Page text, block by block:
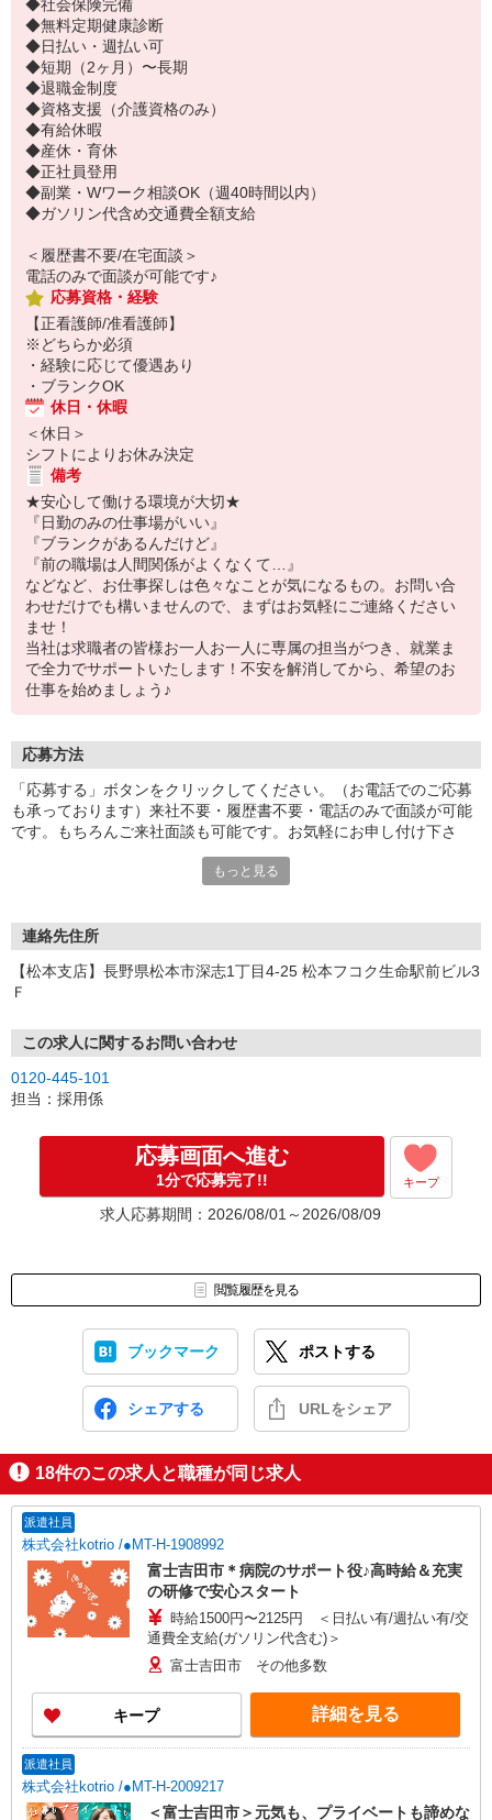
◆社会保険完備
◆無料定期健康診断
◆日払い・週払い可
◆短期（2ヶ月）〜長期
◆退職金制度
◆資格支援（介護資格のみ）
◆有給休暇
◆産休・育休
◆正社員登用
◆副業・Wワーク相談OK（週40時間以内）
◆ガソリン代含め交通費全額支給
＜履歴書不要/在宅面談＞
電話のみで面談が可能です♪
応募資格・経験
【正看護師/准看護師】
※どちらか必須
・経験に応じて優遇あり
・ブランクOK
休日・休暇
＜休日＞
シフトによりお休み決定
備考
★安心して働ける環境が大切★
『日勤のみの仕事場がいい』
『ブランクがあるんだけど』
『前の職場は人間関係がよくなくて…』
などなど、お仕事探しは色々なことが気になるもの。お問い合
わせだけでも構いませんので、まずはお気軽にご連絡ください
ませ！
当社は求職者の皆様お一人お一人に専属の担当がつき、就業ま
で全力でサポートいたします！不安を解消してから、希望のお
仕事を始めましょう♪
応募方法
「応募する」ボタンをクリックしてください。（お電話でのご応募
も承っております）来社不要・履歴書不要・電話のみで面談が可能
です。もちろんご来社面談も可能です。お気軽にお申し付け下さ
もっと見る
連絡先住所
【松本支店】長野県松本市深志1丁目4-25 松本フコク生命駅前ビル3
Ｆ
この求人に関するお問い合わせ
0120-445-101
担当：採用係
応募画面へ進む
1分で応募完了!! キープ
求人応募期間：2026/08/01～2026/08/09
閲覧履歴を見る
ブックマーク ポストする
シェアする URLをシェア
18件のこの求人と職種が同じ求人
派遣社員
株式会社kotrio /●MT-H-1908992
富士吉田市＊病院のサポート役♪高時給＆充実
の研修で安心スタート
時給1500円〜2125円 ＜日払い有/週払い有/交
通費全支給(ガソリン代含む)＞
富士吉田市 その他多数
キープ 詳細を見る
派遣社員
株式会社kotrio /●MT-H-2009217
＜富士吉田市＞元気も、プライベートも諦めな